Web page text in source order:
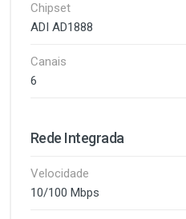
Chipset
ADI AD1888
Canais
6
Rede Integrada
Velocidade
10/100 Mbps